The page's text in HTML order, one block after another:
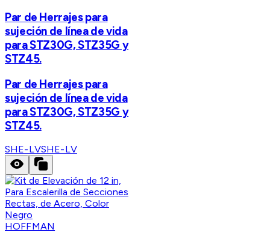
Par de Herrajes para
sujeción de línea de vida
para STZ30G, STZ35G y
STZ45.
Par de Herrajes para
sujeción de línea de vida
para STZ30G, STZ35G y
STZ45.
SHE-LVSHE-LV
HOFFMAN